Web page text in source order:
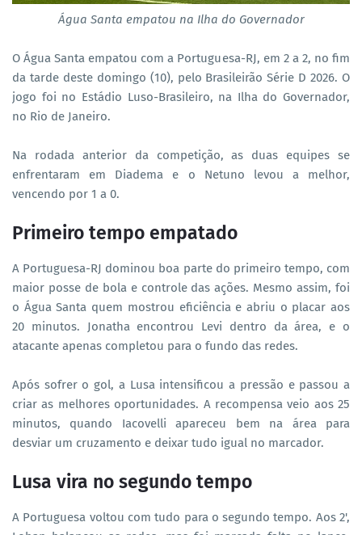
Água Santa empatou na Ilha do Governador
O Água Santa empatou com a Portuguesa-RJ, em 2 a 2, no fim
da tarde deste domingo (10), pelo Brasileirão Série D 2026. O
jogo foi no Estádio Luso-Brasileiro, na Ilha do Governador,
no Rio de Janeiro.
Na rodada anterior da competição, as duas equipes se
enfrentaram em Diadema e o Netuno levou a melhor,
vencendo por 1 a 0.
Primeiro tempo empatado
A Portuguesa-RJ dominou boa parte do primeiro tempo, com
maior posse de bola e controle das ações. Mesmo assim, foi
o Água Santa quem mostrou eficiência e abriu o placar aos
20 minutos. Jonatha encontrou Levi dentro da área, e o
atacante apenas completou para o fundo das redes.
Após sofrer o gol, a Lusa intensificou a pressão e passou a
criar as melhores oportunidades. A recompensa veio aos 25
minutos, quando Iacovelli apareceu bem na área para
desviar um cruzamento e deixar tudo igual no marcador.
Lusa vira no segundo tempo
A Portuguesa voltou com tudo para o segundo tempo. Aos 2',